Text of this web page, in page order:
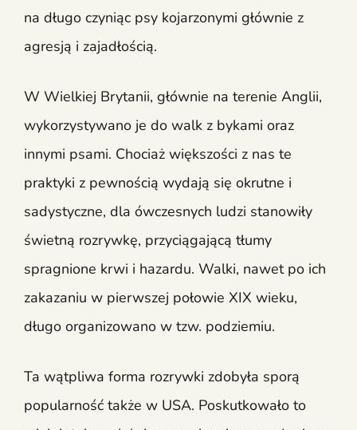
na długo czyniąc psy kojarzonymi głównie z
agresją i zajadłością.
W Wielkiej Brytanii, głównie na terenie Anglii,
wykorzystywano je do walk z bykami oraz
innymi psami. Chociaż większości z nas te
praktyki z pewnością wydają się okrutne i
sadystyczne, dla ówczesnych ludzi stanowiły
świetną rozrywkę, przyciągającą tłumy
spragnione krwi i hazardu. Walki, nawet po ich
zakazaniu w pierwszej połowie XIX wieku,
długo organizowano w tzw. podziemiu.
Ta wątpliwa forma rozrywki zdobyła sporą
popularność także w USA. Poskutkowało to